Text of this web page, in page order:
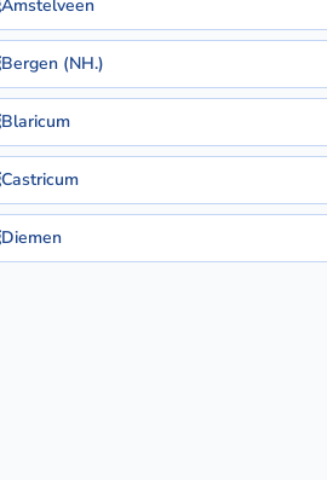
Amstelveen
Bergen (NH.)
Blaricum
Castricum
Diemen